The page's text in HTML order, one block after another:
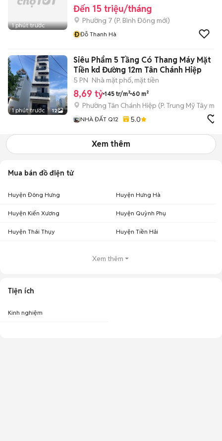
1 phút trước
Đến 15 triệu/tháng
Phường 7 (P. Bình Đông mới)
ĐĐỗ Thanh Hà
1 phút trước 12
Siêu Phẩm 5 Tầng Có Thang Máy Mặt
Tiền kd Đường 12m Tân Chánh Hiệp
5 PN Nhà mặt phố, mặt tiền
8,69 tỷ 145 tr/m² 60 m²
Phường Tân Chánh Hiệp (P. Trung Mỹ Tây mới)
NHÀ ĐẤT Q12 5.0
Xem thêm
Mua bán đồ điện tử
Huyện Đông Hưng Huyện Hưng Hà
Huyện Kiến Xương Huyện Quỳnh Phụ
Huyện Thái Thụy Huyện Tiền Hải
Xem thêm
Tiện ích
Kinh nghiệm